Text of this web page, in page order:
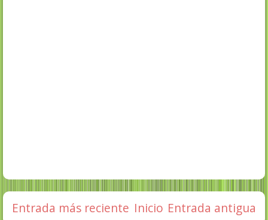
Entrada más reciente Entrada antigua
Inicio